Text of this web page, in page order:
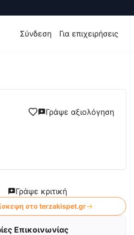
Σύνδεση Για επιχειρήσεις
Γράψε αξιολόγηση
Γράψε κριτική
στο terzakispet.gr
Επικοινωνίας